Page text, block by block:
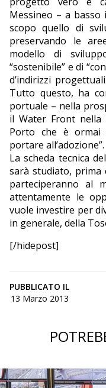
Messineo – a basso
scopo quello di
preservando le
modello di
“sostenibile” e di
d’indirizzi
Tutto questo, ha
portuale – nella
il Water Front nella
Porto che è ormai
portare all’adozione”.
La scheda tecnica
sarà studiato,
parteciperanno al
attentamente le
vuole investire per
in generale, della
[/hidepost]
PUBBLICATO IL
13 Marzo 2013